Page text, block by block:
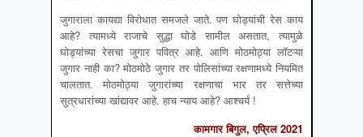
जुगाराला कायद्या विरोधात समजले जाते. पण घोड्यांची रेस काय
आहे? त्यामध्ये राजाचे सुद्धा घोडे सामील असतात, त्यामुळे
घोड्यांच्या रेसचा जुगार पवित्र आहे. आणि मोठमोठ्या लॉटऱ्या
जुगार नाही का? मोठमोठे जुगार तर पोलिसांच्या रक्षणामध्ये नियमित
चालतात. मोठमोठ्या जुगारांच्या रक्षणाचा भार तर सत्तेच्या
सुत्रधारांच्या खांद्यावर आहे. हाच न्याय आहे? आश्चर्य !
कामगार बिगुल, एप्र‍िल 2021